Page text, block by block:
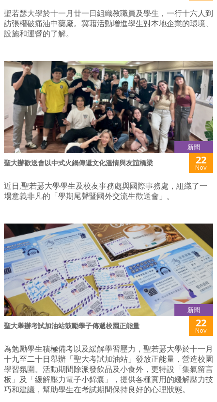
聖若瑟大學於十一月廿一日組織教職員及學生，一行十六人到
訪張權破痛油中藥廠。冀藉活動增進學生對本地企業的環境、
設施和運營的了解。
新聞
聖大辦歡送會以中式火鍋傳遞文化溫情與友誼橋梁 22
Nov
近日,聖若瑟大學學生及校友事務處與國際事務處，組織了一
場意義非凡的「學期尾聲暨國外交流生歡送會」。
新聞
聖大舉辦考試加油站鼓勵學子傳遞校園正能量 22
Nov
為勉勵學生積極備考以及緩解學習壓力，聖若瑟大學於十一月
十九至二十日舉辦「聖大考試加油站」發放正能量，營造校園
學習氛圍。活動期間除派發飲品及小食外，更特設「集氣留言
板」及「緩解壓力電子小錦囊」，提供各種實用的緩解壓力技
巧和建議，幫助學生在考試期間保持良好的心理狀態。